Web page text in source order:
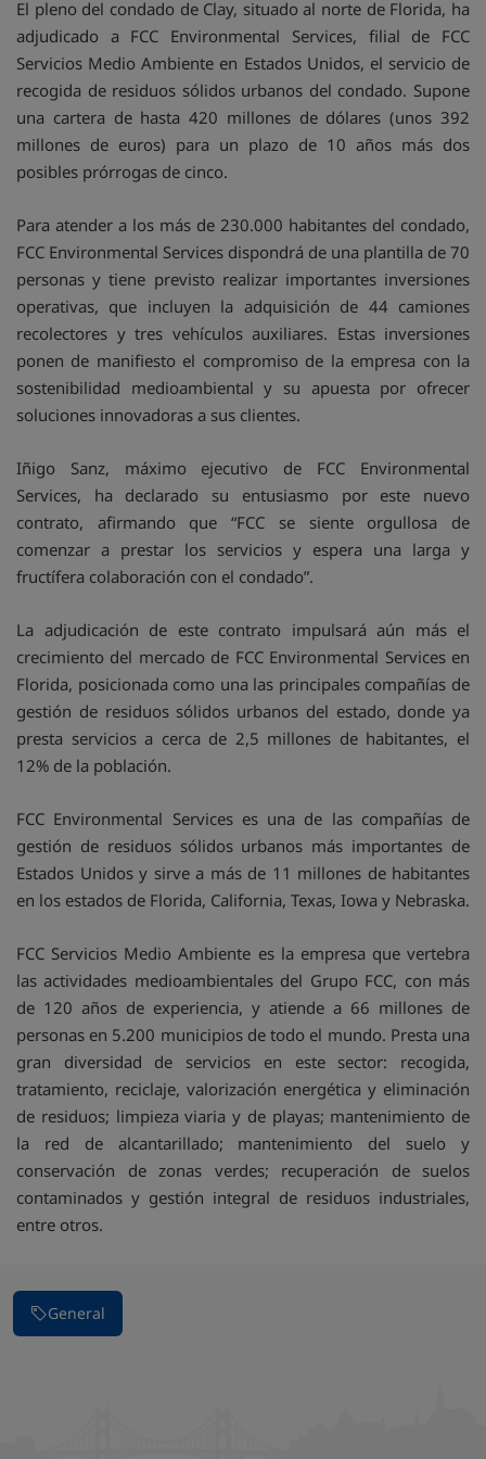
El pleno del condado de Clay, situado al norte de Florida, ha
adjudicado a FCC Environmental Services, filial de FCC
Servicios Medio Ambiente en Estados Unidos, el servicio de
recogida de residuos sólidos urbanos del condado. Supone
una cartera de hasta 420 millones de dólares (unos 392
millones de euros) para un plazo de 10 años más dos
posibles prórrogas de cinco.
Para atender a los más de 230.000 habitantes del condado,
FCC Environmental Services dispondrá de una plantilla de 70
personas y tiene previsto realizar importantes inversiones
operativas, que incluyen la adquisición de 44 camiones
recolectores y tres vehículos auxiliares. Estas inversiones
ponen de manifiesto el compromiso de la empresa con la
sostenibilidad medioambiental y su apuesta por ofrecer
soluciones innovadoras a sus clientes.
Iñigo Sanz, máximo ejecutivo de FCC Environmental
Services, ha declarado su entusiasmo por este nuevo
contrato, afirmando que “FCC se siente orgullosa de
comenzar a prestar los servicios y espera una larga y
fructífera colaboración con el condado”.
La adjudicación de este contrato impulsará aún más el
crecimiento del mercado de FCC Environmental Services en
Florida, posicionada como una las principales compañías de
gestión de residuos sólidos urbanos del estado, donde ya
presta servicios a cerca de 2,5 millones de habitantes, el
12% de la población.
FCC Environmental Services es una de las compañías de
gestión de residuos sólidos urbanos más importantes de
Estados Unidos y sirve a más de 11 millones de habitantes
en los estados de Florida, California, Texas, Iowa y Nebraska.
FCC Servicios Medio Ambiente es la empresa que vertebra
las actividades medioambientales del Grupo FCC, con más
de 120 años de experiencia, y atiende a 66 millones de
personas en 5.200 municipios de todo el mundo. Presta una
gran diversidad de servicios en este sector: recogida,
tratamiento, reciclaje, valorización energética y eliminación
de residuos; limpieza viaria y de playas; mantenimiento de
la red de alcantarillado; mantenimiento del suelo y
conservación de zonas verdes; recuperación de suelos
contaminados y gestión integral de residuos industriales,
entre otros.
General